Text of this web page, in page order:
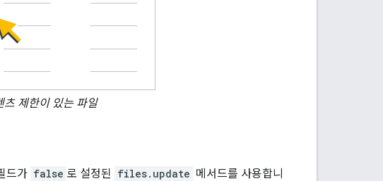
제한이 있는 파일
드가 false 로 설정된 files.update 메서드를 사용합니